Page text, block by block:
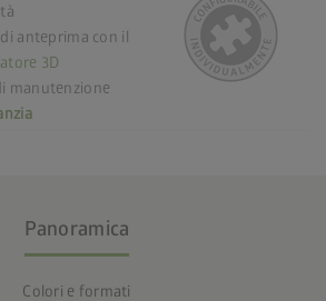
anteprima con il
3D
manutenzione
Panoramica
Colori e formati